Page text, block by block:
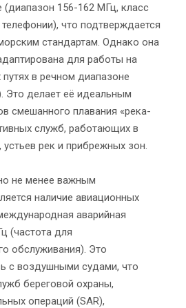
156-162 МГц, класс
что подтверждается
стандартам. Однако она
для работы на
в речном диапазоне
Это делает её идеальным
смешанного плавания «река-
служб, работающих в
устьев рек и прибрежных зон.
не менее важным
наличие авиационных
аварийная
(частота для
обслуживания). Это
с воздушными судами, что
береговой охраны,
операций (SAR),